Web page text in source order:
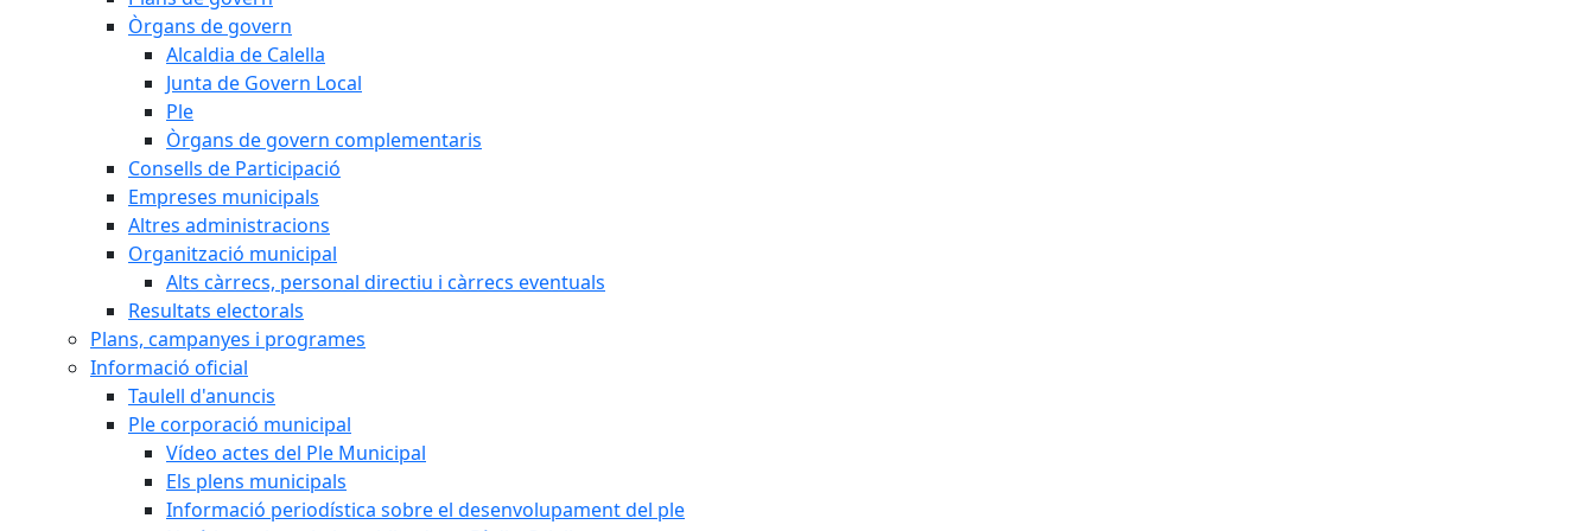
Òrgans de govern
Alcaldia de Calella
Junta de Govern Local
Ple
Òrgans de govern complementaris
Consells de Participació
Empreses municipals
Altres administracions
Organització municipal
Alts càrrecs, personal directiu i càrrecs eventuals
Resultats electorals
Plans, campanyes i programes
Informació oficial
Taulell d'anuncis
Ple corporació municipal
Vídeo actes del Ple Municipal
Els plens municipals
Informació periodística sobre el desenvolupament del ple